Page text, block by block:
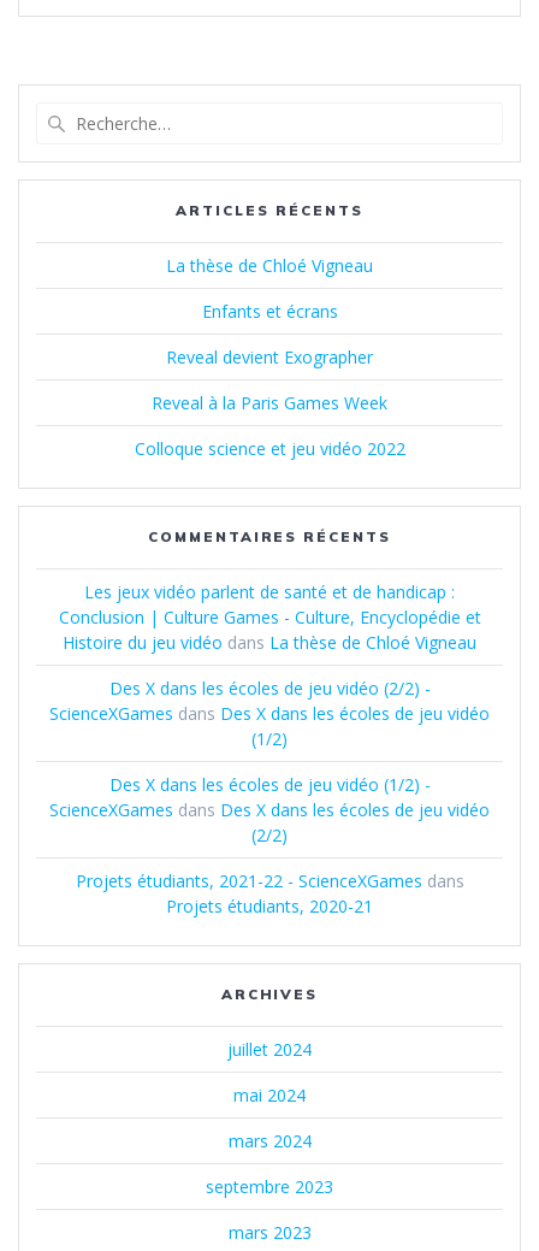
:
ARTICLES RÉCENTS
La thèse de Chloé Vigneau
Enfants et écrans
Reveal devient Exographer
Reveal à la Paris Games Week
Colloque science et jeu vidéo 2022
COMMENTAIRES RÉCENTS
Les jeux vidéo parlent de santé et de handicap :
Conclusion | Culture Games - Culture, Encyclopédie et
Histoire du jeu vidéo dans La thèse de Chloé Vigneau
Des X dans les écoles de jeu vidéo (2/2) -
ScienceXGames dans Des X dans les écoles de jeu vidéo
(1/2)
Des X dans les écoles de jeu vidéo (1/2) -
ScienceXGames dans Des X dans les écoles de jeu vidéo
(2/2)
Projets étudiants, 2021-22 - ScienceXGames dans
Projets étudiants, 2020-21
ARCHIVES
juillet 2024
mai 2024
mars 2024
septembre 2023
mars 2023